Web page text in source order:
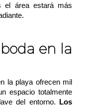
el área estará más
en la
la playa ofrecen mil
espacio totalmente
del entorno. Los